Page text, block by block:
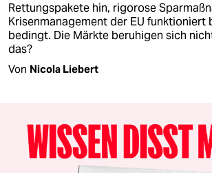
Rettungspakete hin, rigorose
Krisenmanagement der EU funktioniert
bedingt. Die Märkte beruhigen sich
das?
Von Nicola Liebert